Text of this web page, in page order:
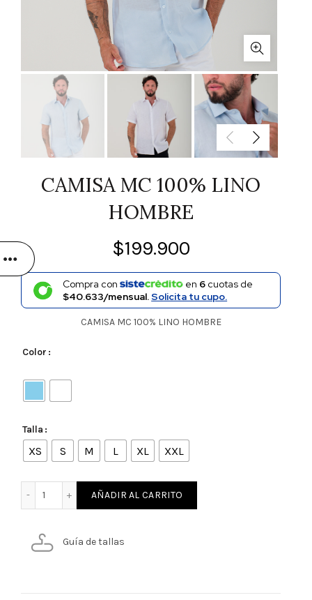
CAMISA MC 100% LINO
HOMBRE
$199.900
Compra con en 6 cuotas de
$40.633/mensual.Solicita tu cupo.
CAMISA MC 100% LINO HOMBRE
Color
Talla
XS S M L XL XXL
CAMISA MC 100% LINO HOMBRE cantidad
AÑADIR AL CARRITO
Guía de tallas